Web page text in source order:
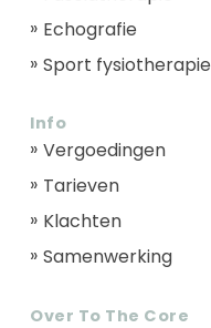
Echografie
Sport fysiotherapie
Info
Vergoedingen
Tarieven
Klachten
Samenwerking
Over To The Core